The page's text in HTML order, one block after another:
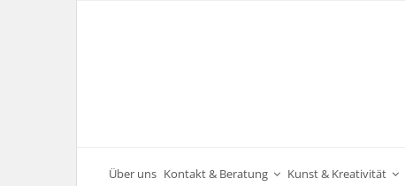
Über uns Kontakt & Beratung Kunst & Kreativität